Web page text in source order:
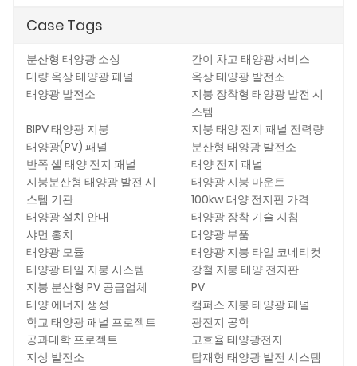
Case Tags
분산형 태양광 소싱
간이 차고 태양광 서비스
대량 옥상 태양광 패널
옥상 태양광 발전소
태양광 발전소
지붕 장착형 태양광 발전 시
스템
BIPV 태양광 지붕
지붕 태양 전지 패널 전력량
태양광(PV) 패널
분산형 태양광 발전소
반쪽 셀 태양 전지 패널
태양 전지 패널
지붕분산형 태양광 발전 시
스템 기관
태양광 지붕 마운트
100kw 태양 전지판 가격
태양광 설치 안내
태양광 장착 기술 지침
샤먼 홍치
태양광 부품
태양광 모듈
태양광 지붕 타일 코네티컷
태양광 타일 지붕 시스템
강철 지붕 태양 전지판
지붕 분산형 PV 공급업체
PV
태양 에너지 생성
캠퍼스 지붕 태양광 패널
학교 태양광 패널 프로젝트
광전지 공학
공과대학 프로젝트
고효율 태양광전지
지상 발전소
탑재형 태양광 발전 시스템